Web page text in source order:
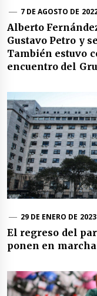
7 DE AGOSTO DE
Alberto
Gustavo Petro y
También estuvo
encuentro del
29 DE ENERO DE 2023
El regreso del
ponen en